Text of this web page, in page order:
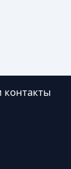
контакты